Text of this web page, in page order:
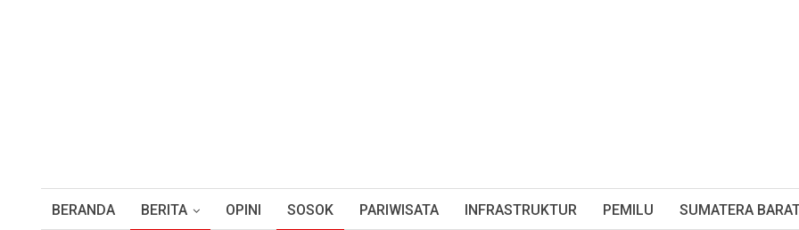
BERANDA BERITA OPINI SOSOK PARIWISATA INFRASTRUKTUR PEMILU SUMATERA